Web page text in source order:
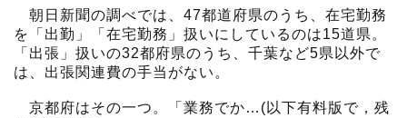
朝日新聞の調べでは、47都道府県のうち、在宅勤務
を「出勤」「在宅勤務」扱いにしているのは15道県。
「出張」扱いの32都府県のうち、千葉など5県以外で
は、出張関連費の手当がない。
京都府はその一つ。「業務でか…(以下有料版で，残